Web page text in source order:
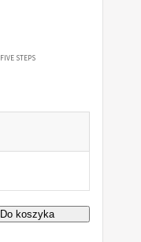
FIVE STEPS
Do koszyka